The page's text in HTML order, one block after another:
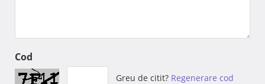
Cod
Greu de citit? Regenerare cod